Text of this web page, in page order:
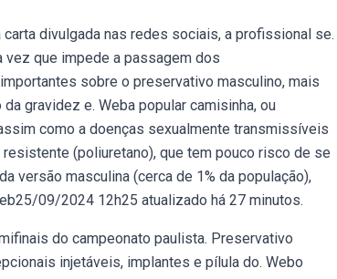
divulgada nas redes sociais, a profissional se.
vez que impede a passagem dos
sobre o preservativo masculino, mais
gravidez e. Weba popular camisinha, ou
como a doenças sexualmente transmissíveis
(poliuretano), que tem pouco risco de se
versão masculina (cerca de 1% da população),
09/2024 12h25 atualizado há 27 minutos.
do campeonato paulista. Preservativo
injetáveis, implantes e pílula do. Webo